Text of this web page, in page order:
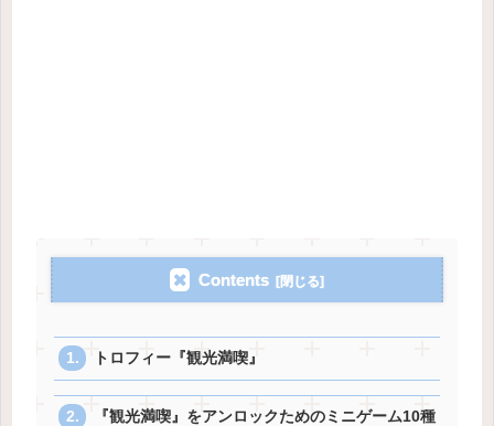
Contents
トロフィー『観光満喫』
『観光満喫』をアンロックためのミニゲーム10種